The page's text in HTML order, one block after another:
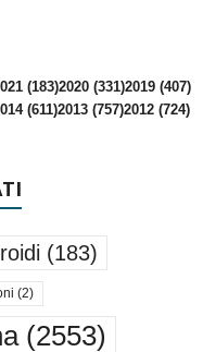
(183)2020 (331)2019 (407)
(611)2013 (757)2012 (724)
(183)
(2)
(2553)